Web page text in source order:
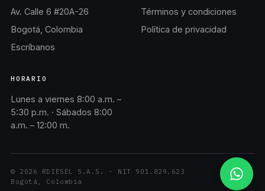
Av. Calle 6 #20A-26
Bogotá, Colombia
Escríbanos
Términos y condiciones
Política de privacidad
HORARIO
Lunes a viernes 8:00 a.m. –
5:30 p.m. · Sábados 8:00
a.m. – 12:00 m.
© 2026 RDIESEL S.A.S. · NIT 901.829.623
Bogotá, Colombia